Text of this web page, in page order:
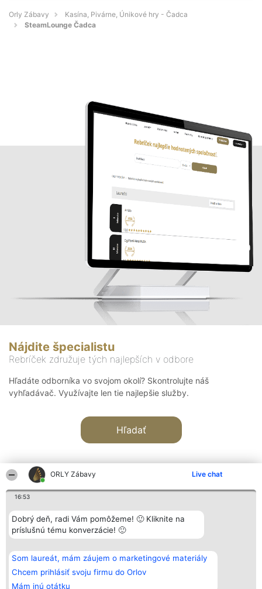
ORLY Zábavy Live chat
16:53
Dobrý deň, radi Vám pomôžeme! 🙂 Kliknite na
príslušnú tému konverzácie! 🙂
Som laureát, mám záujem o marketingové materiály
Chcem prihlásiť svoju firmu do Orlov
Mám inú otátku
Orly Zábavy
Kasína, Pivárne, Únikové hry - Čadca
SteamLounge Čadca
Nájdite špecialistu
Rebríček združuje tých najlepších v odbore
Hľadáte odborníka vo svojom okolí? Skontrolujte náš
vyhľadávač. Využívajte len tie najlepšie služby.
Hľadať
Organizátor hodnotenia
Bright Side Solutions sp. z o.
o. sp. k.
Wrocław 50-079
KRS 0000749100 | Regon
381313360 | NIP 8943132676
+48 508 492 400
Hodnotenie
Laureáti
Lista
Laureatów
Podmienky
Obchodné
podmienky
Kontakt
Kontakt